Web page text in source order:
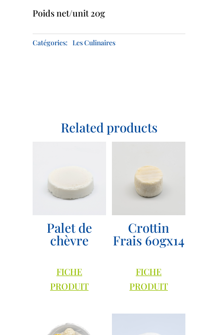
Poids net/unit 20g
Related products
Palet de
chèvre
FICHE
PRODUIT
Crottin
Frais 60gx14
FICHE
PRODUIT